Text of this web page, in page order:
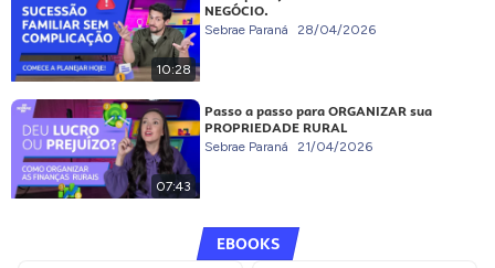
10:28
NEGÓCIO.
Sebrae Paraná 28/04/2026
07:43
Passo a passo para ORGANIZAR sua
PROPRIEDADE RURAL
Sebrae Paraná 21/04/2026
EBOOKS